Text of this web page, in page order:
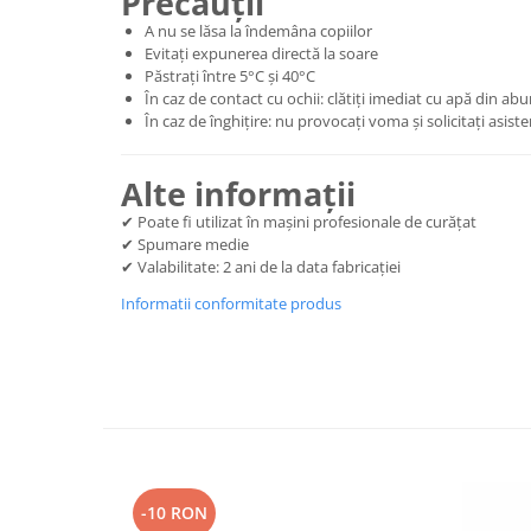
A nu se lăsa la îndemâna copiilor
Evitați expunerea directă la soare
Păstrați între 5°C și 40°C
În caz de contact cu ochii: clătiți imediat cu apă din
În caz de înghițire: nu provocați voma și solicitați
Alte informații
✔ Poate fi utilizat în mașini profesionale de curățat
✔ Spumare medie
✔ Valabilitate: 2 ani de la data fabricației
Informatii conformitate produs
-10 RON